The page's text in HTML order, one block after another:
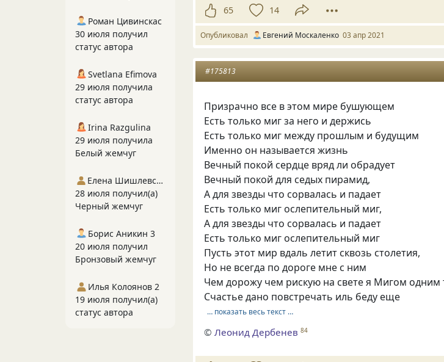
65 14
Опубликовал Евгений Москаленко 03 апр 2021
#175813
Призрачно все в этом мире бушующем
Есть только миг за него и держись
Есть только миг между прошлым и будущим
Именно он называется жизнь
Вечный покой сердце вряд ли обрадует
Вечный покой для седых пирамид,
А для звезды что сорвалась и падает
Есть только миг ослепительный миг,
А для звезды что сорвалась и падает
Есть только миг ослепительный миг
Пусть этот мир вдаль летит сквозь столетия,
Но не всегда по дороге мне с ним
Чем дорожу чем рискую на свете я Мигом
Счастье дано повстречать иль беду еще
… показать весь текст …
©Леонид Дербенев 84
Роман Цивинскас
30 июля получил
статус автора
Svetlana Efimova
29 июля получила
статус автора
Irina Razgulina
29 июля получила
Белый жемчуг
Елена Шишлевская
28 июля получил(а)
Черный жемчуг
Борис Аникин 3
20 июля получил
Бронзовый жемчуг
Илья Колоянов 2
19 июля получил(а)
статус автора